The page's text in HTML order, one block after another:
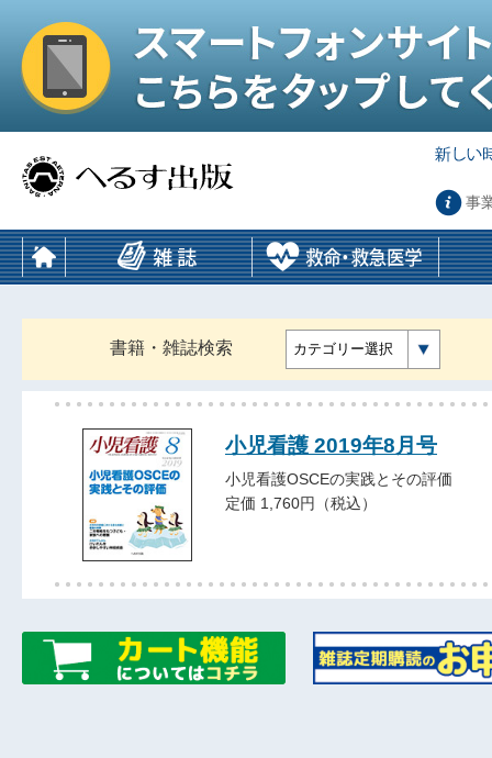
事
書籍・雑誌検索 カテゴリー選択
小児看護 2019年8月号
小児看護OSCEの実践とその評価
定価 1,760円（税込）